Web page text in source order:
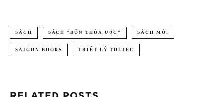
SÁCH SÁCH "BỐN THỎA ƯỚC" SÁCH MỚI
SAIGON BOOKS TRIẾT LÝ TOLTEC